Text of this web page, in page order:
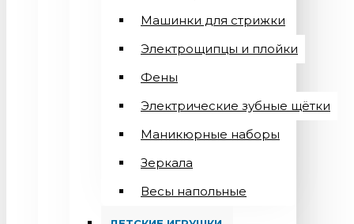
Машинки для стрижки
Электрощипцы и плойки
Фены
Электрические зубные щётки
Маникюрные наборы
Зеркала
Весы напольные